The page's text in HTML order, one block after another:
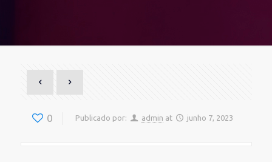
0 Publicado por: admin at junho 7, 2023